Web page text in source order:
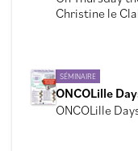
Christine le
SÉMINAIRE
ONCOLille
ONCOLille